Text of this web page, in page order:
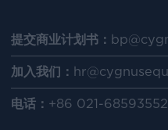
提交商业计划书：
加入我们：
电话：+86 021-68593552